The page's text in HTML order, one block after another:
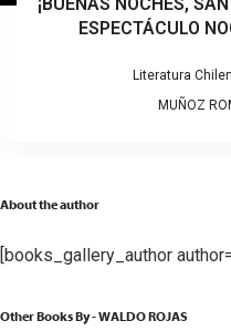
ESPECTÁCULO
Literatura
MUÑOZ
About the author
[books_gallery_author
Other Books By - WALDO ROJAS